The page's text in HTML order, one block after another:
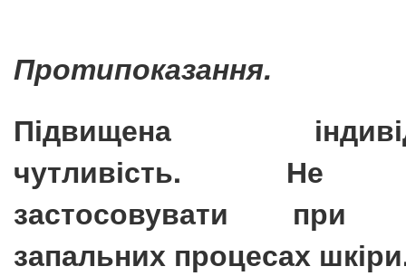
Протипоказання.
Підвищена
чутливість. Не
застосовувати при
запальних процесах